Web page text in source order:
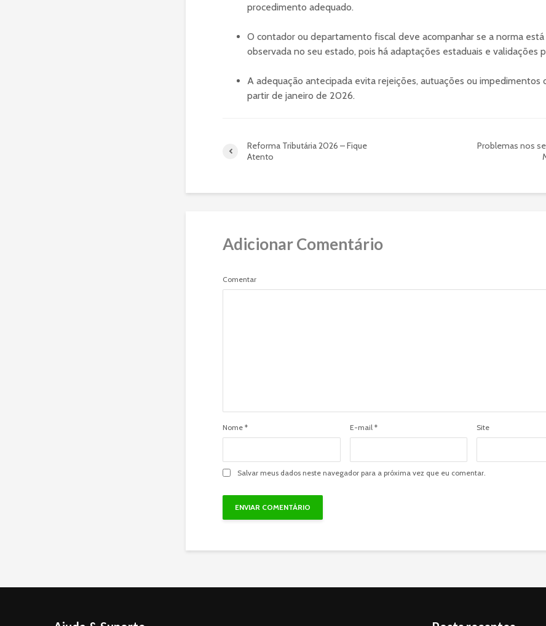
procedimento adequado.
O contador ou departamento fiscal deve acompanhar se a norma
observada no seu estado, pois há adaptações estaduais e validações
A adequação antecipada evita rejeições, autuações ou impedimentos
partir de janeiro de 2026.
Reforma Tributária 2026 – Fique
Atento
Problemas nos
Adicionar Comentário
Comentar
Nome * E-mail * Site
Salvar meus dados neste navegador para a próxima vez que eu comentar.